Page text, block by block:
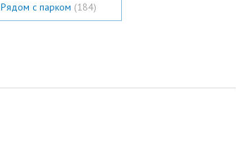
Рядом с парком (184)